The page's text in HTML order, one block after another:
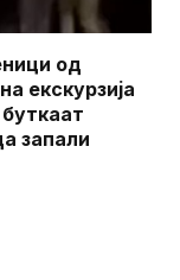
од
екскурзија
запали